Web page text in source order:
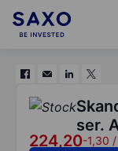
ser.
224,20-1,30 /